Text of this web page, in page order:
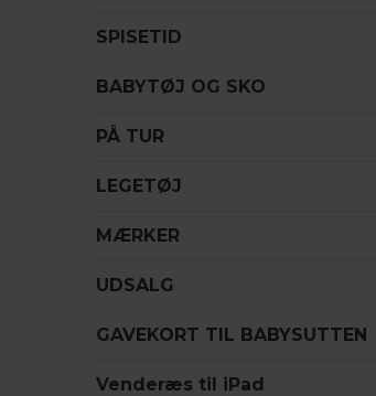
SPISETID
BABYTØJ OG SKO
PÅ TUR
LEGETØJ
MÆRKER
UDSALG
GAVEKORT TIL BABYSUTTEN
Venderæs til iPad